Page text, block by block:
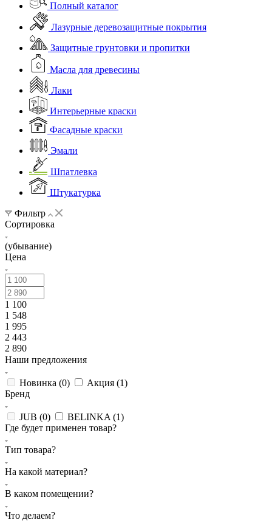
Полный каталог
Лазурные деревозащитные покрытия
Защитные грунтовки и пропитки
Масла для древесины
Лаки
Интерьерные краски
Фасадные краски
Эмали
Шпатлевка
Штукатурка
Фильтр
Сортировка
(убывание)
Цена
1 100
1 548
1 995
2 443
2 890
Наши предложения
Новинка (0) Акция (1)
Бренд
JUB (0) BELINKA (1)
Где будет применен товар?
Тип товара?
На какой материал?
В каком помещении?
Что делаем?